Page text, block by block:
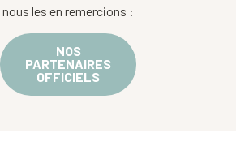
nous les en remercions :
NOS
PARTENAIRES
OFFICIELS